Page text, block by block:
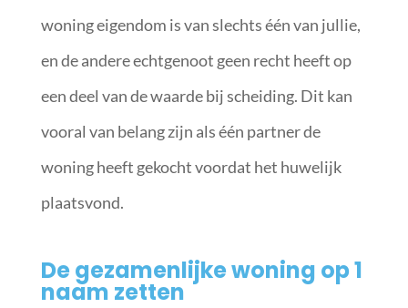
woning eigendom is van slechts één van jullie,
en de andere echtgenoot geen recht heeft op
een deel van de waarde bij scheiding. Dit kan
vooral van belang zijn als één partner de
woning heeft gekocht voordat het huwelijk
plaatsvond.
De gezamenlijke woning op 1
naam zetten